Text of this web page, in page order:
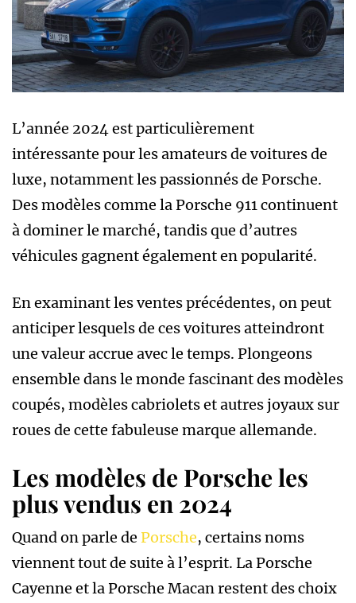
L’année 2024 est particulièrement
intéressante pour les amateurs de voitures de
luxe, notamment les passionnés de Porsche.
Des modèles comme la Porsche 911 continuent
à dominer le marché, tandis que d’autres
véhicules gagnent également en popularité.
En examinant les ventes précédentes, on peut
anticiper lesquels de ces voitures atteindront
une valeur accrue avec le temps. Plongeons
ensemble dans le monde fascinant des modèles
coupés, modèles cabriolets et autres joyaux sur
roues de cette fabuleuse marque allemande.
Les modèles de Porsche les
plus vendus en 2024
Quand on parle de Porsche, certains noms
viennent tout de suite à l’esprit. La Porsche
Cayenne et la Porsche Macan restent des choix